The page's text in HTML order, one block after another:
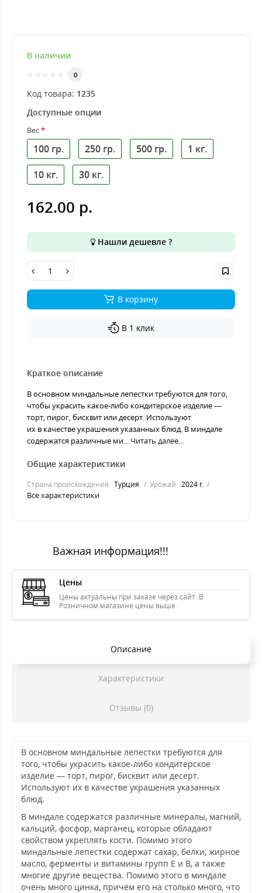
В наличии
0
Код товара: 1235
Доступные опции
Вес
100 гр. 250 гр. 500 гр.
1 кг.
10 кг.
30 кг.
162.00 р.
Нашли дешевле ?
В корзину
В 1 клик
Краткое описание
В основном миндальные лепестки требуются для того,
чтобы украсить какое-либо кондитерское изделие —
торт, пирог, бисквит или десерт. Используют
их в качестве украшения указанных блюд. В миндале
содержатся различные ми... Читать далее...
Общие характеристики
Страна происхождения Турция Урожай 2024 г.
Все характеристики
Важная информация!!!
Цены
Цены актуальны при заказе через сайт. В
Розничном магазине цены выше.
Описание
Характеристики
Отзывы (0)
В основном миндальные лепестки требуются для
того, чтобы украсить какое-либо кондитерское
изделие — торт, пирог, бисквит или десерт.
Используют их в качестве украшения указанных
блюд.
В миндале содержатся различные минералы, магний,
кальций, фосфор, марганец, которые обладают
свойством укреплять кости. Помимо этого
миндальные лепестки содержат сахар, белки, жирное
масло, ферменты и витамины групп E и B, а также
многие другие вещества. Помимо этого в миндале
очень много цинка, причём его на столько много, что